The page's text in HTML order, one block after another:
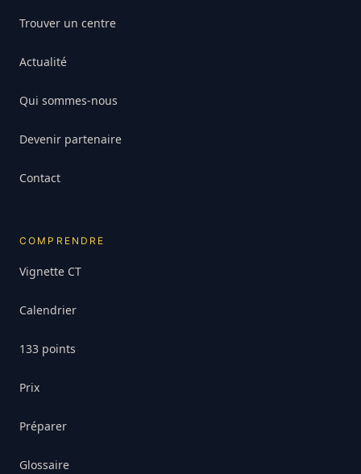
Trouver un centre
Actualité
Qui sommes-nous
Devenir partenaire
Contact
COMPRENDRE
Vignette CT
Calendrier
133 points
Prix
Préparer
Glossaire